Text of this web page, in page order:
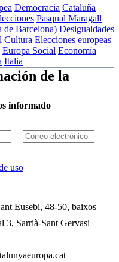
Democracia Cataluña
Pasqual Maragall
Barcelona) Desigualdades
Cultura Elecciones europeas
Europa Social Economía
Italia
de la
informado
uso
Eusebi, 48-50, baixos
3, Sarrià-Sant Gervasi